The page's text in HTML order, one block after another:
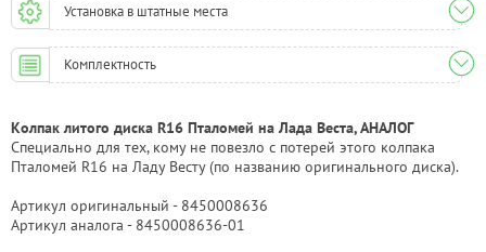
Установка в штатные места
Комплектность
Колпак литого диска R16 Пталомей на Лада Веста, АНАЛОГ
Специально для тех, кому не повезло с потерей этого колпака
Пталомей R16 на Ладу Весту (по названию оригинального диска).
Артикул оригинальный - 8450008636
Артикул аналога - 8450008636-01